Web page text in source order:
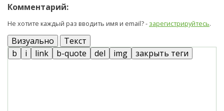
Комментарий:
Не хотите каждый раз вводить имя и email? - зарегистрируйтесь.
Визуально Текст